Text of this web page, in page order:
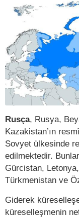
Rusça, Rusya,
Kazakistan’ın
Sovyet ülkesinde
edilmektedir.
Gürcistan,
Türkmenistan ve
Giderek
küreselleşmenin